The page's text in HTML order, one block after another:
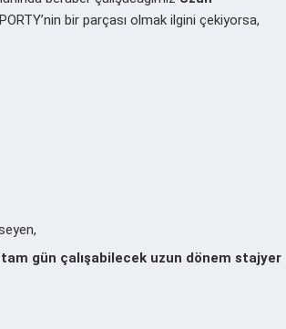
bir parçası olmak ilgini çekiyorsa,
gün çalışabilecek uzun dönem stajyer